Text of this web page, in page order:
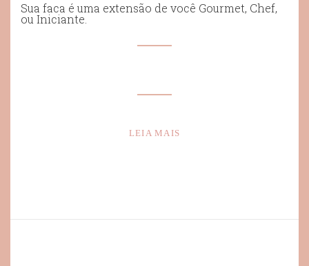
Sua faca é uma extensão de você Gourmet, Chef,
ou Iniciante.
LEIA MAIS